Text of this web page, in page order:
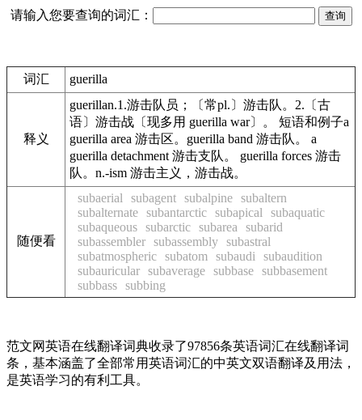
请输入您要查询的词汇：
词汇 guerilla
释义
guerillan.1.游击队员；〔常pl.〕游击队。2.〔古
语〕游击战〔现多用 guerilla war〕。 短语和例子a
guerilla area 游击区。guerilla band 游击队。 a
guerilla detachment 游击支队。 guerilla forces 游击
队。n.-ism 游击主义，游击战。
随便看
subaerial subagent subalpine subaltern
subalternate subantarctic subapical
subaquatic
subaqueous subarctic subarea
subarid
subassembler subassembly subastral
subatmospheric subatom subaudi
subaudition
subauricular subaverage subbase subbasement
subbass subbing
范文网英语在线翻译词典收录了97856条英语词汇在线翻译词
条，基本涵盖了全部常用英语词汇的中英文双语翻译及用法，
是英语学习的有利工具。